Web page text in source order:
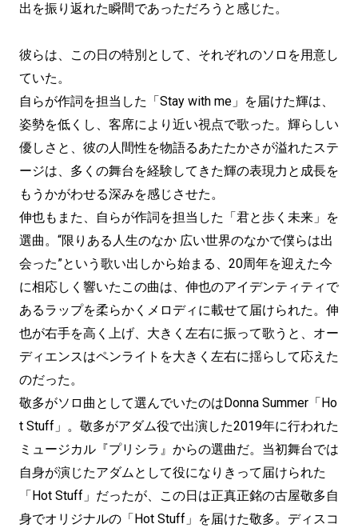
出を振り返れた瞬間であっただろうと感じた。
彼らは、この日の特別として、それぞれのソロを用意し
ていた。
自らが作詞を担当した「Stay with me」を届けた輝は、
姿勢を低くし、客席により近い視点で歌った。輝らしい
優しさと、彼の人間性を物語るあたたかさが溢れたステ
ージは、多くの舞台を経験してきた輝の表現力と成長を
もうかがわせる深みを感じさせた。
伸也もまた、自らが作詞を担当した「君と歩く未来」を
選曲。“限りある人生のなか 広い世界のなかで僕らは出
会った”という歌い出しから始まる、20周年を迎えた今
に相応しく響いたこの曲は、伸也のアイデンティティで
あるラップを柔らかくメロディに載せて届けられた。伸
也が右手を高く上げ、大きく左右に振って歌うと、オー
ディエンスはペンライトを大きく左右に揺らして応えた
のだった。
敬多がソロ曲として選んでいたのはDonna Summer「Ho
t Stuff」。敬多がアダム役で出演した2019年に行われた
ミュージカル『プリシラ』からの選曲だ。当初舞台では
自身が演じたアダムとして役になりきって届けられた
「Hot Stuff」だったが、この日は正真正銘の古屋敬多自
身でオリジナルの「Hot Stuff」を届けた敬多。ディスコ